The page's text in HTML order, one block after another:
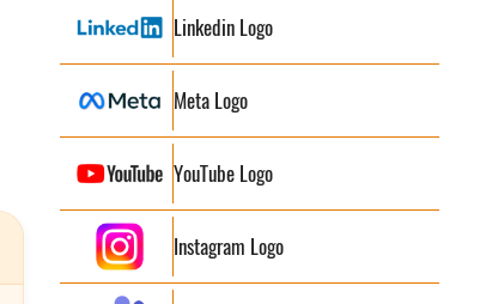
Linkedin Logo
Meta Logo
YouTube Logo
Instagram Logo